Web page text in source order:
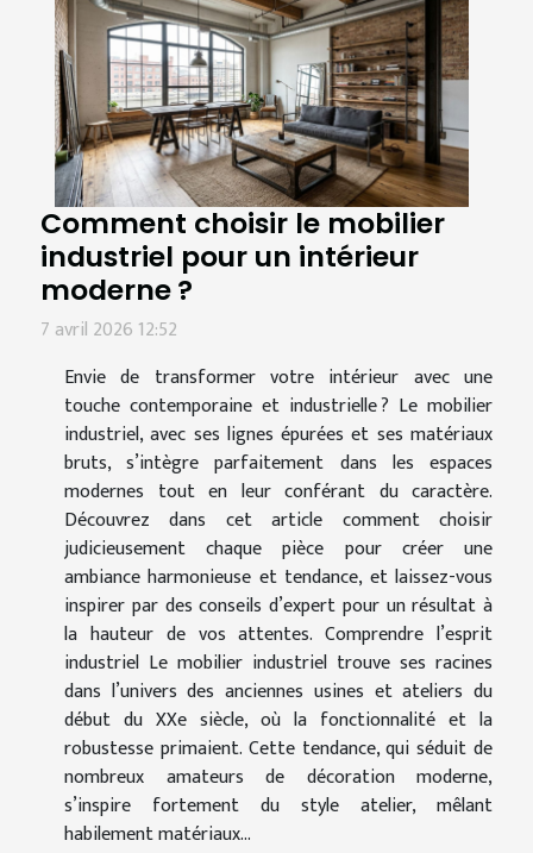
Comment choisir le mobilier
industriel pour un intérieur
moderne ?
7 avril 2026 12:52
Envie de transformer votre intérieur avec une
touche contemporaine et industrielle ? Le mobilier
industriel, avec ses lignes épurées et ses matériaux
bruts, s’intègre parfaitement dans les espaces
modernes tout en leur conférant du caractère.
Découvrez dans cet article comment choisir
judicieusement chaque pièce pour créer une
ambiance harmonieuse et tendance, et laissez-vous
inspirer par des conseils d’expert pour un résultat à
la hauteur de vos attentes. Comprendre l’esprit
industriel Le mobilier industriel trouve ses racines
dans l’univers des anciennes usines et ateliers du
début du XXe siècle, où la fonctionnalité et la
robustesse primaient. Cette tendance, qui séduit de
nombreux amateurs de décoration moderne,
s’inspire fortement du style atelier, mêlant
habilement matériaux...